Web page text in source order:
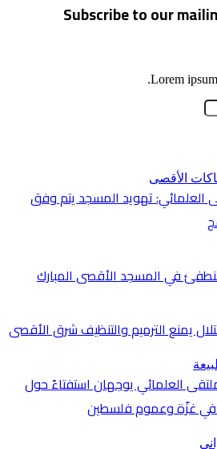
Subscribe to our
Lorem
العلمائي: تهويد المسجد يتم وفق
يمنع الترميم والتنظيف شرق الأقصى
العلمائي يوجهان استفتاءً حول
في غزّة وعموم فلسطين